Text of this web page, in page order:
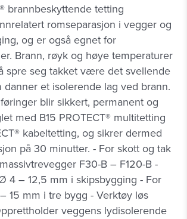
brannbeskyttende tetting
romseparasjon i vegger og
og er også egnet for
Brann, røyk og høye temperaturer
spre seg takket være det svellende
danner et isolerende lag ved brann.
blir sikkert, permanent og
med B15 PROTECT® multitetting
kabeltetting, og sikrer dermed
på 30 minutter. - For skott og tak
F30-B – F120-B -
4 – 12,5 mm i skipsbygging - For
15 mm i tre bygg - Verktøy løs
veggens lydisolerende